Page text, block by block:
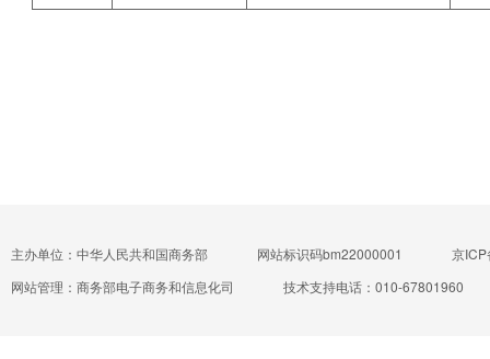
主办单位：中华人民共和国商务部 网站标识码bm22000001
京
网站管理：商务部电子商务和信息化司
技术支持电话：010-67801960